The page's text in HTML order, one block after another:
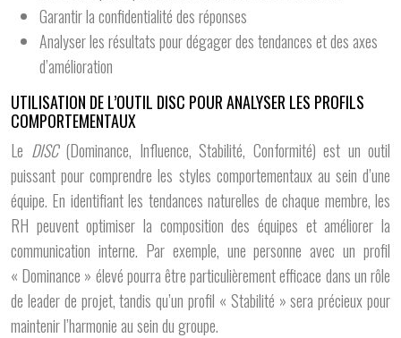
Garantir la confidentialité des réponses
Analyser les résultats pour dégager des tendances et des axes
d’amélioration
UTILISATION DE L’OUTIL DISC POUR ANALYSER LES PROFILS
COMPORTEMENTAUX
Le DISC (Dominance, Influence, Stabilité, Conformité) est un outil
puissant pour comprendre les styles comportementaux au sein d’une
équipe. En identifiant les tendances naturelles de chaque membre, les
RH peuvent optimiser la composition des équipes et améliorer la
communication interne. Par exemple, une personne avec un profil
« Dominance » élevé pourra être particulièrement efficace dans un rôle
de leader de projet, tandis qu’un profil « Stabilité » sera précieux pour
maintenir l’harmonie au sein du groupe.